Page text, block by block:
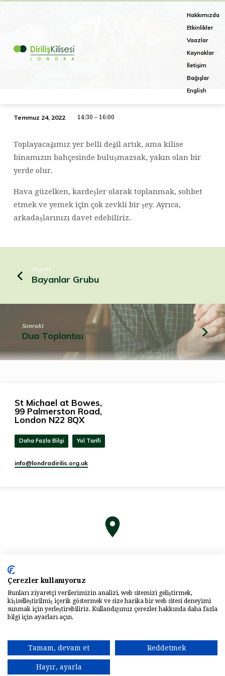
Hakkımızda
Etkinlikler
Vaazlar
Kaynaklar
İletişim
Bağışlar
English
Kategoriler
Pikniği
Temmuz 24, 2022 14:30 – 16:00
Toplayacağımız yer belli değil artık, ama kilise
binamızın bahçesinde buluşmazsak, yakın olan bir
yerde olur.
Hava güzelken, kardeşler olarak toplanmak, sohbet
etmek ve yemek için çok zevkli bir şey. Ayrıca,
arkadaşlarınızı davet edebiliriz.
Önceki
Bayanlar Grubu
Sonraki
Dua Toplantısı
St Michael at Bowes,
99 Palmerston Road,
London N22 8QX
Daha Fazla Bilgi Yol Tarifi
info​@londradirilis.org.uk
© 2026 Londra Diriliş Kilisesi Charity Number: 1201035Powered by
ChurchThemes.com
Safeguarding İletişim
Çerezler kullanıyoruz
Bunları ziyaretçi verilerimizin analizi, web sitemizi geliştirmek,
kişiselleştirilmiş içerik göstermek ve size harika bir web sitesi deneyimi
sunmak için yerleştirebiliriz. Kullandığımız çerezler hakkında daha fazla
bilgi için ayarları açın.
Tamam, devam et Reddetmek
Hayır, ayarla